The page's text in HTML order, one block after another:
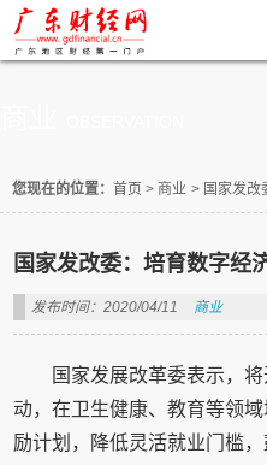
您现在的位置： 首页 > 商业 > 国家发改
国家发改委：培育数字经
发布时间：2020/04/11 商业
国家发展改革委表示，
动，在卫生健康、教育等领
励计划，降低灵活就业门槛，